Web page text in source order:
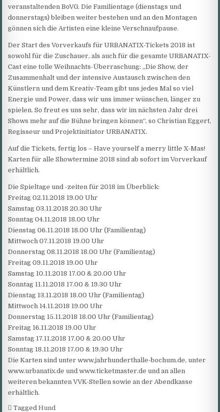
veranstaltenden BoVG. Die Familientage (dienstags und
donnerstags) bleiben weiter bestehen und an den Montagen
gönnen sich die Artisten eine kleine Verschnaufpause.
Der Start des Vorverkaufs für URBANATIX-Tickets 2018 ist
sowohl für die Zuschauer, als auch für die gesamte URBANATIX-
Cast eine tolle Weihnachts-Überraschung: „Die Show, der
Zusammenhalt und der intensive Austausch zwischen den
Künstlern und dem Kreativ-Team gibt uns jedes Mal so viel
Energie und Power, dass wir uns immer wünschen, länger zu
spielen. So freut es uns sehr, dass wir im nächsten Jahr drei
Shows mehr auf die Bühne bringen können“, so Christian Eggert,
Regisseur und Projektinitiator URBANATIX.
Auf die Tickets, fertig los – Have yourself a merry little X-Mas!
Karten für alle Showtermine 2018 sind ab sofort im Vorverkauf
erhältlich.
Die Spieltage und -zeiten für 2018 im Überblick:
Freitag 02.11.2018 19.00 Uhr
Samstag 03.11.2018 20.30 Uhr
Sonntag 04.11.2018 18.00 Uhr
Dienstag 06.11.2018 18.00 Uhr (Familientag)
Mittwoch 07.11.2018 19.00 Uhr
Donnerstag 08.11.2018 18.00 Uhr (Familientag)
Freitag 09.11.2018 19.00 Uhr
Samstag 10.11.2018 17.00 & 20.00 Uhr
Sonntag 11.11.2018 17.00 & 19.30 Uhr
Dienstag 13.11.2018 18.00 Uhr (Familientag)
Mittwoch 14.11.2018 19.00 Uhr
Donnerstag 15.11.2018 18.00 Uhr (Familientag)
Freitag 16.11.2018 19.00 Uhr
Samstag 17.11.2018 17.00 & 20.00 Uhr
Sonntag 18.11.2018 17.00 & 19.30 Uhr
Die Karten sind unter www.jahrhunderthalle-bochum.de, unter
www.urbanatix.de und www.ticketmaster.de und an allen
weiteren bekannten VVK-Stellen sowie an der Abendkasse
erhältlich.
TaggedHund